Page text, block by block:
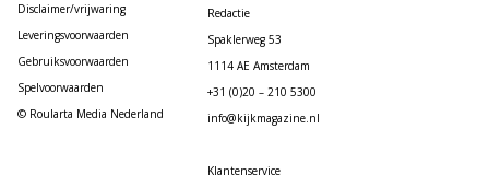
Disclaimer/vrijwaring
Leveringsvoorwaarden
Gebruiksvoorwaarden
Spelvoorwaarden
© Roularta Media Nederland
Redactie
Spaklerweg 53
1114 AE Amsterdam
+31 (0)20 – 210 5300
info@kijkmagazine.nl
Klantenservice